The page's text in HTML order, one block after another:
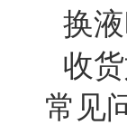
换
收
常见